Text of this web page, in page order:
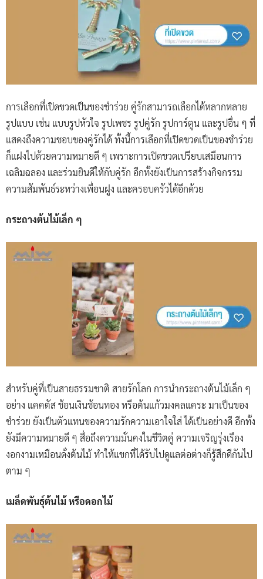
การเลือกที่เปิดขวดเป็นของชำร่วย คู่รักสามารถเลือกได้หลากหลาย
รูปแบบ เช่น แบบรูปหัวใจ รูปเพชร รูปคู่รัก รูปการ์ตูน และรูปอื่น ๆ ที่
แสดงถึงความชอบของคู่รักได้ ทั้งนี้การเลือกที่เปิดขวดเป็นของชำร่วย
ก็แฝงไปด้วยความหมายดี ๆ เพราะการเปิดขวดเปรียบเสมือนการ
เฉลิมฉลอง และร่วมยินดีให้กับคู่รัก อีกทั้งยังเป็นการสร้างกิจกรรม
ความสัมพันธ์ระหว่างเพื่อนฝูง และครอบครัวได้อีกด้วย
กระถางต้นไม้เล็ก ๆ
สำหรับคู่ที่เป็นสายธรรมชาติ สายรักโลก การนำกระถางต้นไม้เล็ก ๆ
อย่าง แคคตัส ช้อนเงินช้อนทอง หรือต้นแก้วมงคลแคระ มาเป็นของ
ชำร่วย ยังเป็นตัวแทนของความรักความเอาใจใส่ ได้เป็นอย่างดี อีกทั้ง
ยังมีความหมายดี ๆ สื่อถึงความมั่นคงในชีวิตคู่ ความเจริญรุ่งเรือง
งอกงามเหมือนดั่งต้นไม้ ทำให้แขกที่ได้รับไปดูแลต่อต่างก็รู้สึกดีกันไป
ตาม ๆ
เมล็ดพันธ์ุต้นไม้ หรือดอกไม้